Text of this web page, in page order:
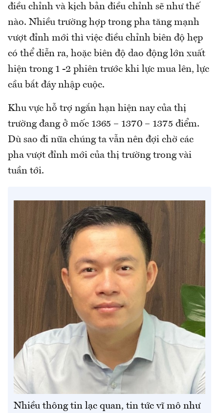
điều chỉnh và kịch bản điều chỉnh sẽ như thế
nào. Nhiều trường hợp trong pha tăng mạnh
vượt đỉnh mới thì việc điều chỉnh biên độ hẹp
có thể diễn ra, hoặc biên độ dao động lớn xuất
hiện trong 1 -2 phiên trước khi lực mua lên, lực
cầu bắt đáy nhập cuộc.
Khu vực hỗ trợ ngắn hạn hiện nay của thị
trường đang ở mốc 1365 – 1370 – 1375 điểm.
Dù sao đi nữa chúng ta vẫn nên đợi chờ các
pha vượt đỉnh mới của thị trường trong vài
tuần tới.
Nhiều thông tin lạc quan, tin tức vĩ mô như